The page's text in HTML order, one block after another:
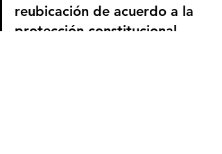
reubicación de acuerdo a la
protección constitucional